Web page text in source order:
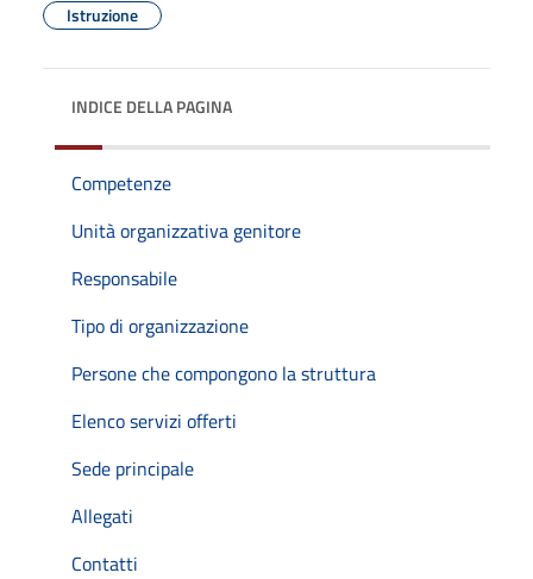
Istruzione
INDICE DELLA PAGINA
Competenze
Unità organizzativa genitore
Responsabile
Tipo di organizzazione
Persone che compongono la struttura
Elenco servizi offerti
Sede principale
Allegati
Contatti